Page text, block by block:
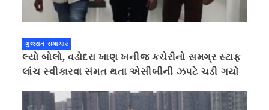
ગુજરાત સમાચાર
લ્યો બોલો, વડોદરા ખાણ ખનીજ કચેરીનો સમગ્ર સ્ટાફ
લાંચ સ્વીકારવા સંમત થતા એસીબીની ઝપટે ચડી ગયો